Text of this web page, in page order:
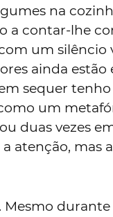
na
a contar-lhe
um silêncio
ainda estão
sequer tenho
um
duas vezes
atenção, mas
Mesmo